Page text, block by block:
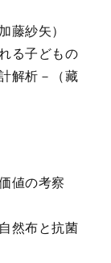
藤紗矢）
る子どもの
解析－（藏
値の考察
然布と抗菌